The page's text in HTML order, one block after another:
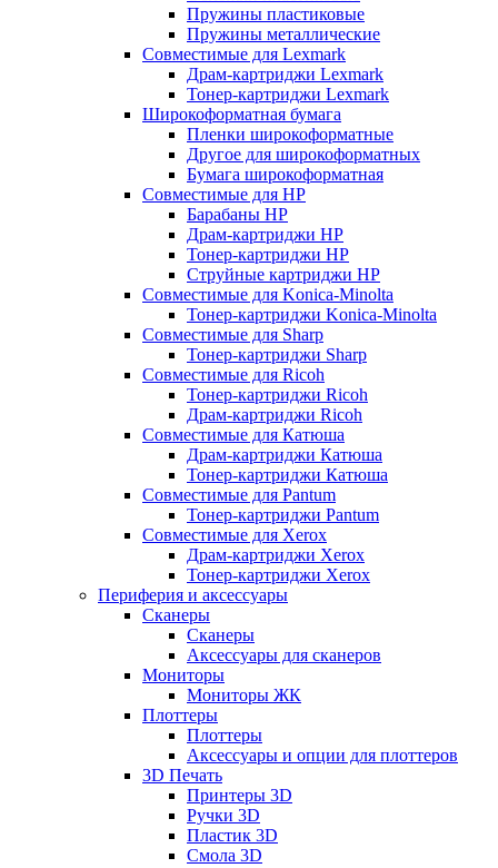
Пружины пластиковые
Пружины металлические
Совместимые для Lexmark
Драм-картриджи Lexmark
Тонер-картриджи Lexmark
Широкоформатная бумага
Пленки широкоформатные
Другое для широкоформатных
Бумага широкоформатная
Совместимые для HP
Барабаны HP
Драм-картриджи HP
Тонер-картриджи HP
Струйные картриджи HP
Совместимые для Konica-Minolta
Тонер-картриджи Konica-Minolta
Совместимые для Sharp
Тонер-картриджи Sharp
Совместимые для Ricoh
Тонер-картриджи Ricoh
Драм-картриджи Ricoh
Совместимые для Катюша
Драм-картриджи Катюша
Тонер-картриджи Катюша
Совместимые для Pantum
Тонер-картриджи Pantum
Совместимые для Xerox
Драм-картриджи Xerox
Тонер-картриджи Xerox
Периферия и аксессуары
Сканеры
Сканеры
Аксессуары для сканеров
Мониторы
Мониторы ЖК
Плоттеры
Плоттеры
Аксессуары и опции для плоттеров
3D Печать
Принтеры 3D
Ручки 3D
Пластик 3D
Смола 3D